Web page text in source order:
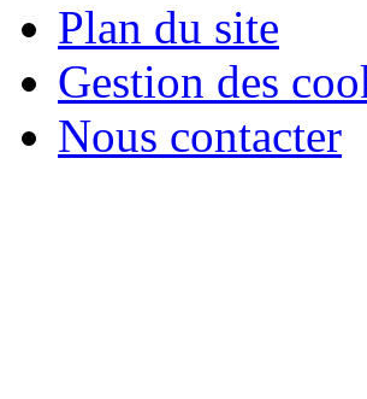
Plan du site
Gestion des
Nous contacter